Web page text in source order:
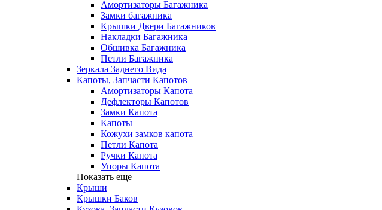
Амортизаторы Багажника
Замки багажника
Крышки Двери Багажников
Накладки Багажника
Обшивка Багажника
Петли Багажника
Зеркала Заднего Вида
Капоты, Запчасти Капотов
Амортизаторы Капота
Дефлекторы Капотов
Замки Капота
Капоты
Кожухи замков капота
Петли Капота
Ручки Капота
Упоры Капота
Показать еще
Крыши
Крышки Баков